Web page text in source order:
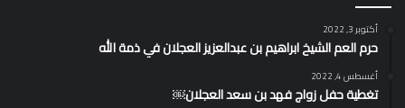
أكتوبر 3, 2022
حرم العم الشيخ ابراهيم بن عبدالعزيز العجلان في ذمة الله
أغسطس 4, 2022
تغطية حفل زواج فهد بن سعد العجلان￼